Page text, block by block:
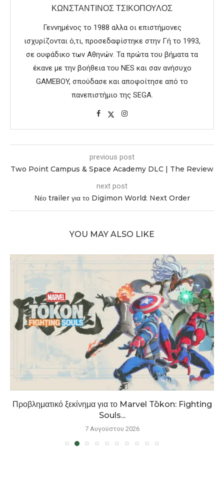
ΚΩΝΣΤΑΝΤΊΝΟΣ ΤΣΙΚΌΠΟΥΛΟΣ
Γεννημένος το 1988 αλλα οι επιστήμονες
ισχυρίζονται ό,τι, προσεδαφίστηκε στην Γή το 1993,
σε ουφάδικο των Αθηνών. Τα πρώτα του βήματα τα
έκανε με την βοήθεια του NES και σαν ανήσυχο
GAMEBOY, σπούδασε και αποφοίτησε από το
πανεπιστήμιο της SEGA.
previous post
Two Point Campus & Space Academy DLC | The Review
next post
Νέο trailer για το Digimon World: Next Order
YOU MAY ALSO LIKE
Προβληματικό ξεκίνημα για το Marvel Tōkon: Fighting
Souls...
7 Αυγούστου 2026